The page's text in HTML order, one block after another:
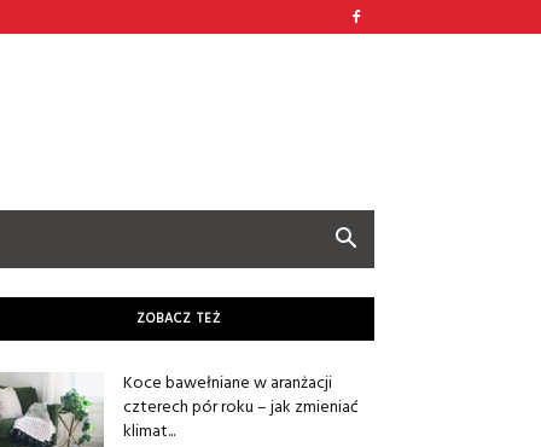
ZOBACZ TEŻ
Koce bawełniane w aranżacji
czterech pór roku – jak zmieniać
klimat...